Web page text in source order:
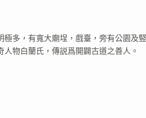
多，有寬大廟埕，戲臺，旁有公園及
物白蘭氏，傳説爲開闢古道之善人。